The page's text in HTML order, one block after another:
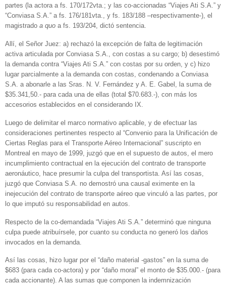
partes (la actora a fs. 170/172vta.; y las co-accionadas “Viajes Ati S.A.” y
“Conviasa S.A.” a fs. 176/181vta., y fs. 183/188 –respectivamente-), el
magistrado a quo a fs. 193/204, dictó sentencia.
Allí, el Señor Juez: a) rechazó la excepción de falta de legitimación
activa articulada por Conviasa S.A., con costas a su cargo; b) desestimó
la demanda contra “Viajes Ati S.A.” con costas por su orden, y c) hizo
lugar parcialmente a la demanda con costas, condenando a Conviasa
S.A. a abonarle a las Sras. N. V. Fernández y A. E. Gabel, la suma de
$35.341,50.- para cada una de ellas (total $70.683.-), con más los
accesorios establecidos en el considerando IX.
Luego de delimitar el marco normativo aplicable, y de efectuar las
consideraciones pertinentes respecto al “Convenio para la Unificación de
Ciertas Reglas para el Transporte Aéreo Internacional” suscripto en
Montreal en mayo de 1999, juzgó que en el supuesto de autos, el mero
incumplimiento contractual en la ejecución del contrato de transporte
aeronáutico, hace presumir la culpa del transportista. Así las cosas,
juzgó que Conviasa S.A. no demostró una causal eximente en la
inejecución del contrato de transporte aéreo que vinculó a las partes, por
lo que imputó su responsabilidad en autos.
Respecto de la co-demandada “Viajes Ati S.A.” determinó que ninguna
culpa puede atribuírsele, por cuanto su conducta no generó los daños
invocados en la demanda.
Así las cosas, hizo lugar por el “daño material -gastos” en la suma de
$683 (para cada co-actora) y por “daño moral” el monto de $35.000.- (para
cada accionante). A las sumas que componen la indemnización